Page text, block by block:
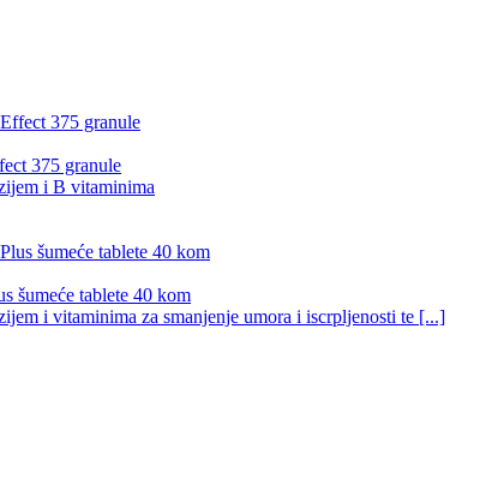
375 granule
i B vitaminima
šumeće tablete 40 kom
i vitaminima za smanjenje umora i iscrpljenosti te [...]